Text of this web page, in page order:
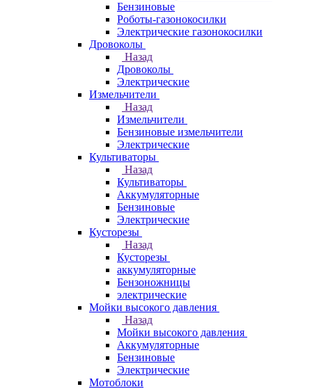
Бензиновые
Роботы-газонокосилки
Электрические газонокосилки
Дровоколы
Назад
Дровоколы
Электрические
Измельчители
Назад
Измельчители
Бензиновые измельчители
Электрические
Культиваторы
Назад
Культиваторы
Аккумуляторные
Бензиновые
Электрические
Кусторезы
Назад
Кусторезы
аккумуляторные
Бензоножницы
электрические
Мойки высокого давления
Назад
Мойки высокого давления
Аккумуляторные
Бензиновые
Электрические
Мотоблоки